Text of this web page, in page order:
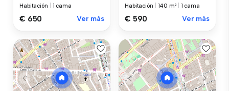
Habitación 1 cama
€ 650 Ver más
Habitación 140 m² 1 cama
€ 590 Ver más